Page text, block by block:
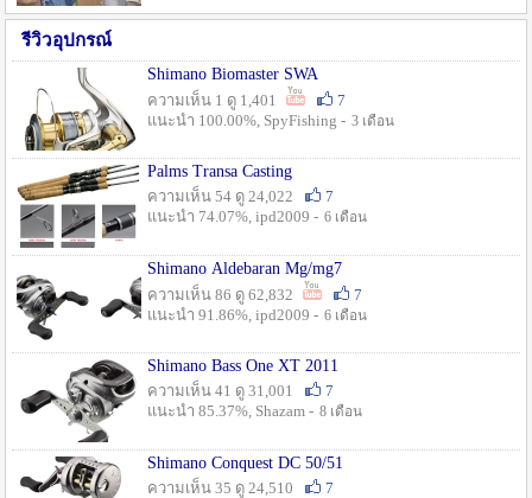
รีวิวอุปกรณ์
Shimano Biomaster SWA
ความเห็น 1 ดู 1,401
7
แนะนำ 100.00%, SpyFishing - 3 เดือน
Palms Transa Casting
ความเห็น 54 ดู 24,022
7
แนะนำ 74.07%, ipd2009 - 6 เดือน
Shimano Aldebaran Mg/mg7
ความเห็น 86 ดู 62,832
7
แนะนำ 91.86%, ipd2009 - 6 เดือน
Shimano Bass One XT 2011
ความเห็น 41 ดู 31,001
7
แนะนำ 85.37%, Shazam - 8 เดือน
Shimano Conquest DC 50/51
ความเห็น 35 ดู 24,510
7